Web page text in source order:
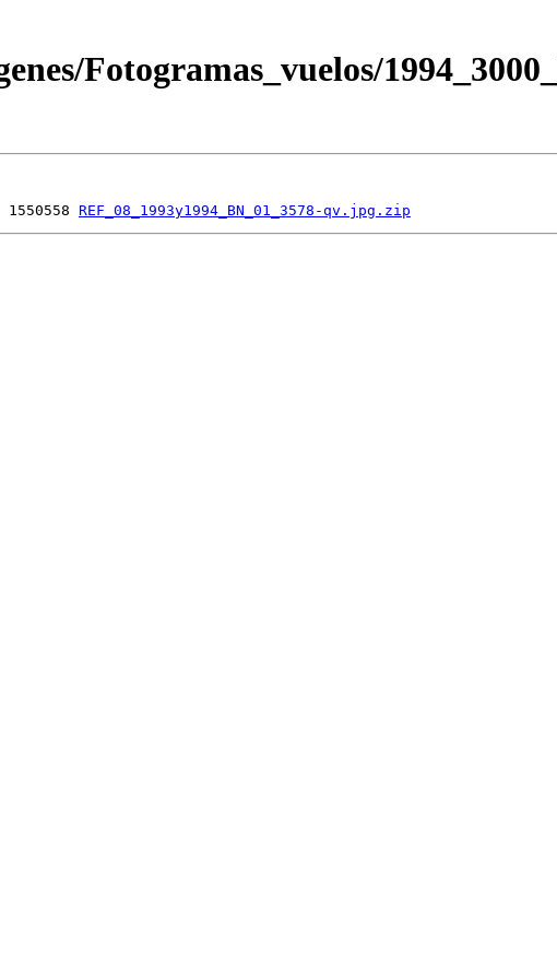
Fotogramas_vuelos/
REF_08_1993y1994_BN_01_3578-qv.jpg.zip